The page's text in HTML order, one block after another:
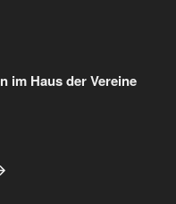
im Haus der Vereine